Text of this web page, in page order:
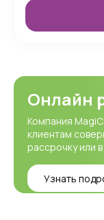
Онлайн
Компания
клиентам
рассрочку или
Узнать